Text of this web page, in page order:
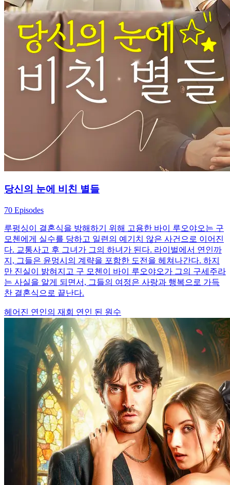
당신의 눈에 비친 별들
70 Episodes
루펑싱이 결혼식을 방해하기 위해 고용한 바이 루오야오는 구
모첸에게 실수를 당하고 일련의 예기치 않은 사건으로 이어진
다. 교통사고 후 그녀가 그의 하녀가 된다. 라이벌에서 연인까
지, 그들은 윤멍시의 계략을 포함한 도전을 헤쳐나간다. 하지
만 진실이 밝혀지고 구 모첸이 바이 루오야오가 그의 구세주라
는 사실을 알게 되면서, 그들의 여정은 사랑과 행복으로 가득
찬 결혼식으로 끝난다.
헤어진 연인의 재회 연인 된 원수